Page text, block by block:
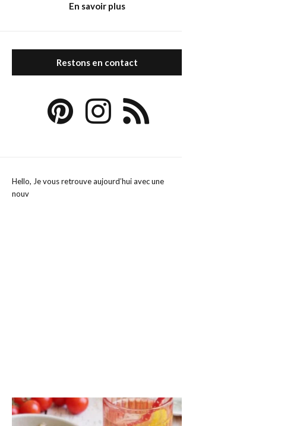
En savoir plus
Restons en contact
Hello, Je vous retrouve aujourd’hui avec une
nouv